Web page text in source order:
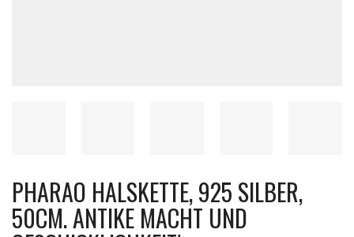
PHARAO HALSKETTE, 925 SILBER,
50CM. ANTIKE MACHT UND